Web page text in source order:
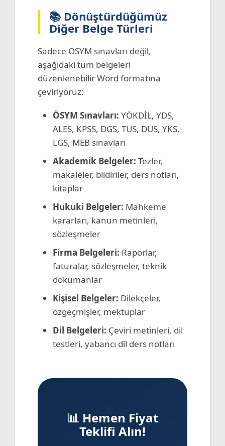
📚 Dönüştürdüğümüz
Diğer Belge Türleri
Sadece ÖSYM sınavları değil,
aşağıdaki tüm belgeleri
düzenlenebilir Word formatına
çeviriyoruz:
ÖSYM Sınavları: YÖKDİL, YDS,
ALES, KPSS, DGS, TUS, DUS, YKS,
LGS, MEB sınavları
Akademik Belgeler: Tezler,
makaleler, bildiriler, ders notları,
kitaplar
Hukuki Belgeler: Mahkeme
kararları, kanun metinleri,
sözleşmeler
Firma Belgeleri: Raporlar,
faturalar, sözleşmeler, teknik
dokümanlar
Kişisel Belgeler: Dilekçeler,
özgeçmişler, mektuplar
Dil Belgeleri: Çeviri metinleri, dil
testleri, yabancı dil ders notları
📊 Hemen Fiyat
Teklifi Alın!